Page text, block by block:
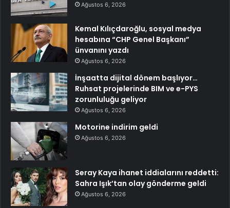
Ağustos 6, 2026
Kemal Kılıçdaroğlu, sosyal medya
hesabına “CHP Genel Başkanı”
ünvanını yazdı
Ağustos 6, 2026
İnşaatta dijital dönem başlıyor…
Ruhsat projelerinde BIM ve e-PYS
zorunluluğu geliyor
Ağustos 6, 2026
Motorine indirim geldi
Ağustos 6, 2026
Seray Kaya ihanet iddialarını reddetti:
Sahra Işık’tan olay gönderme geldi
Ağustos 6, 2026